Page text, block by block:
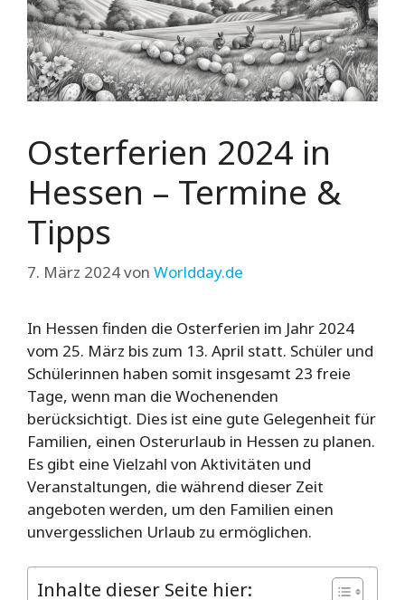
Osterferien 2024 in
Hessen – Termine &
Tipps
7. März 2024von Worldday.de
In Hessen finden die Osterferien im Jahr 2024
vom 25. März bis zum 13. April statt. Schüler und
Schülerinnen haben somit insgesamt 23 freie
Tage, wenn man die Wochenenden
berücksichtigt. Dies ist eine gute Gelegenheit für
Familien, einen Osterurlaub in Hessen zu planen.
Es gibt eine Vielzahl von Aktivitäten und
Veranstaltungen, die während dieser Zeit
angeboten werden, um den Familien einen
unvergesslichen Urlaub zu ermöglichen.
Inhalte dieser Seite hier: